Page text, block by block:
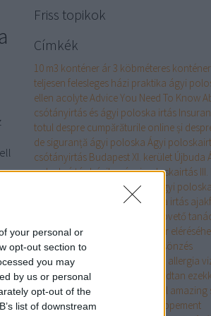
your personal or
opt-out section to
you may
by us or personal
opt-out of the
list of downstream
Friss topikok
Címkék
10 m3 konténer ár3 köbméteres
teljesen felesleges házi praktika ágyi
ellen acolyteAdvice You Need To Know
csótányirtás és ágyi poloska irtás
totul despre cumpărăturile online și
de siguranță ágyi poloska Ágyi
csótányirtás Budapest XI. kerület Újbuda
poloskaírtás házilagágyi poloskairtás III.
ágyi poloskairtás XIII. kerület
ágyi
Ágyi poloska irtás
Alapvető
cikkmarketingen keresztüli siker
alkalmi ruha
alkalmi ruha kölcsönzés
alkatreszokosan
allergia
és mellplasztika
Aludjon nyugodtan
hasznos alvási apnoe tippekkel amazing
Apprenez-en plus sur le développement